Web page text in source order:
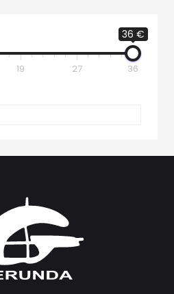
36 €
19 27 36